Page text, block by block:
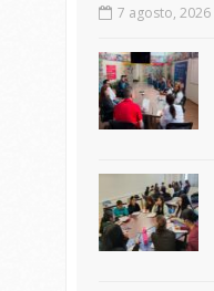
7 agosto, 2026